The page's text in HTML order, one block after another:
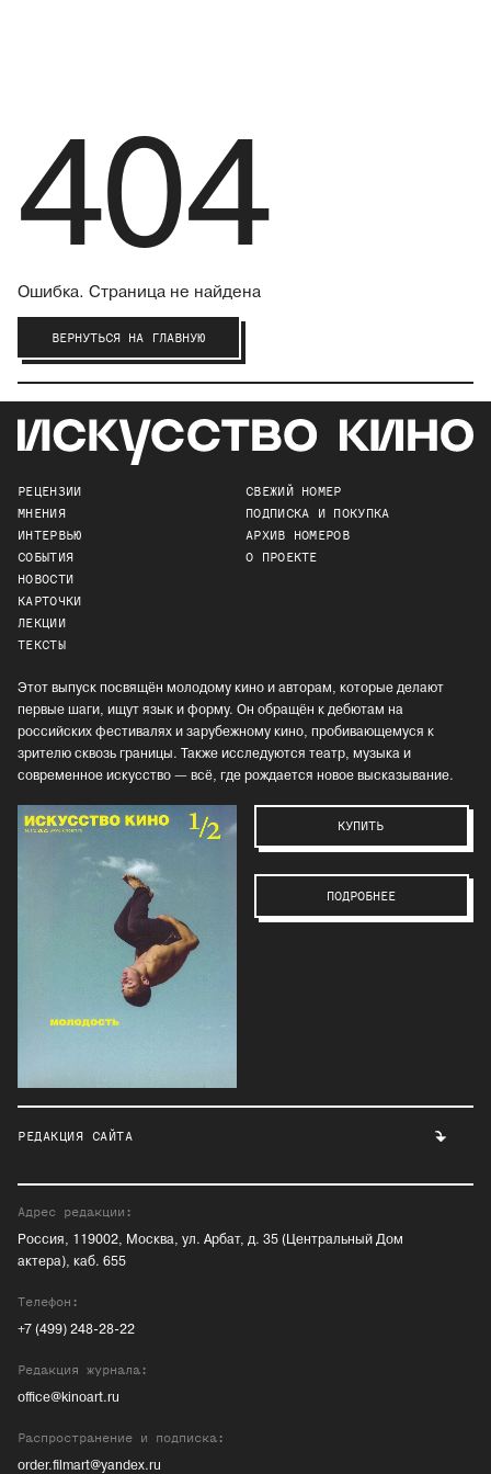
404
Ошибка. Страница не найдена
ВЕРНУТЬСЯ НА ГЛАВНУЮ
РЕЦЕНЗИИ
МНЕНИЯ
ИНТЕРВЬЮ
СОБЫТИЯ
НОВОСТИ
КАРТОЧКИ
ЛЕКЦИИ
ТЕКСТЫ
СВЕЖИЙ НОМЕР
ПОДПИСКА И ПОКУПКА
АРХИВ НОМЕРОВ
О ПРОЕКТЕ
Этот выпуск посвящён молодому кино и авторам, которые делают
первые шаги, ищут язык и форму. Он обращён к дебютам на
российских фестивалях и зарубежному кино, пробивающемуся к
зрителю сквозь границы. Также исследуются театр, музыка и
современное искусство — всё, где рождается новое высказывание.
КУПИТЬ
ПОДРОБНЕЕ
РЕДАКЦИЯ САЙТА
Адрес редакции:
Россия, 119002, Москва, ул. Арбат, д. 35 (Центральный Дом
актера), каб. 655
Телефон:
+7 (499) 248-28-22
Редакция журнала:
office@kinoart.ru
Распространение и подписка:
order.filmart@yandex.ru